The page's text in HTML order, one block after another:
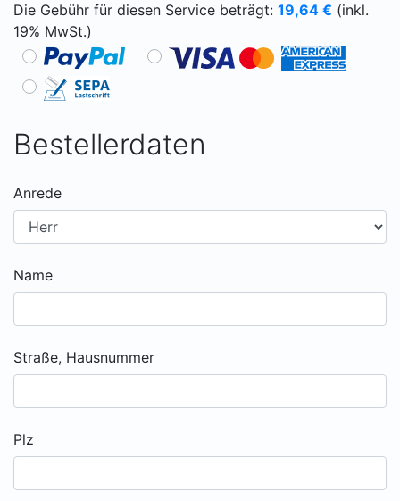
Die Gebühr für diesen Service beträgt: 19,64 € (inkl.
19% MwSt.)
Bestellerdaten
Anrede
Name
Straße, Hausnummer
Plz